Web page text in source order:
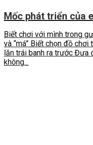
Mốc phát triển của
Biết chơi với mình trong
và “má” Biết chọn đồ
lăn trái banh ra trước Đưa
không...